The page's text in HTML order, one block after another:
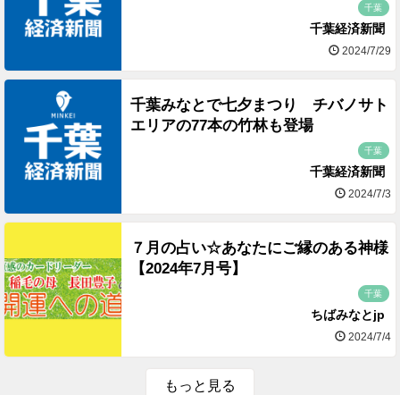
千葉
千葉経済新聞
2024/7/29
千葉みなとで七夕まつり チバノサト
エリアの77本の竹林も登場
千葉
千葉経済新聞
2024/7/3
７月の占い☆あなたにご縁のある神様
【2024年7月号】
千葉
ちばみなとjp
2024/7/4
もっと見る